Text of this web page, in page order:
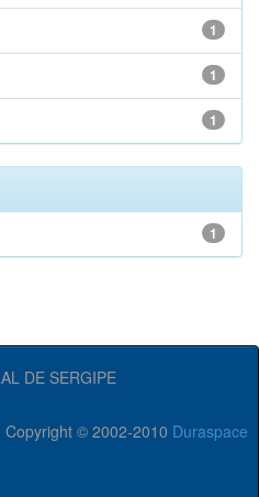
1
1
1
1
DE SERGIPE
Copyright © 2002-2010 Duraspace